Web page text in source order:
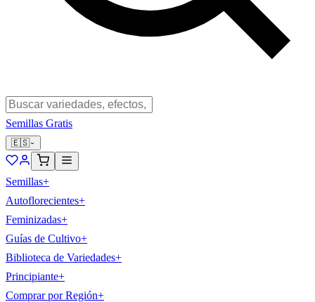
Semillas Gratis
🇪🇸
Semillas+
Autoflorecientes+
Feminizadas+
Guías de Cultivo+
Biblioteca de Variedades+
Principiante+
Comprar por Región+